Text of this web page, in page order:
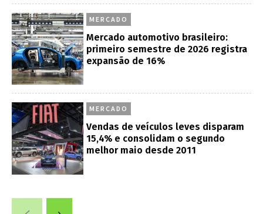
MERCADO
Mercado automotivo brasileiro:
primeiro semestre de 2026 registra
expansão de 16%
MERCADO
Vendas de veículos leves disparam
15,4% e consolidam o segundo
melhor maio desde 2011